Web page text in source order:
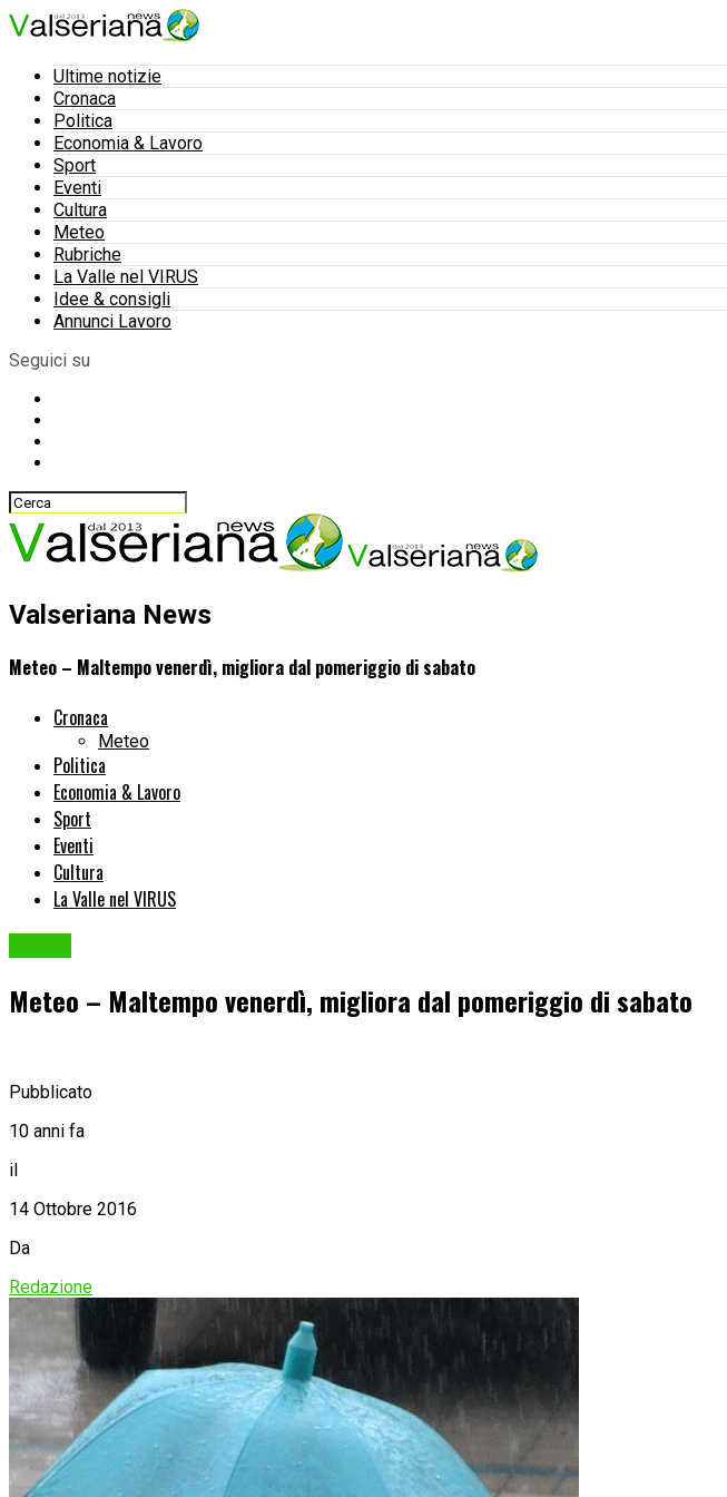
Ultime notizie
Cronaca
Politica
Economia & Lavoro
Sport
Eventi
Cultura
Meteo
Rubriche
La Valle nel VIRUS
Idee & consigli
Annunci Lavoro
Seguici su
Valseriana News
Meteo – Maltempo venerdì, migliora dal pomeriggio di sabato
Cronaca
Meteo
Politica
Economia & Lavoro
Sport
Eventi
Cultura
La Valle nel VIRUS
Meteo – Maltempo venerdì, migliora dal pomeriggio di sabato
Pubblicato
10 anni fa
il
14 Ottobre 2016
Da
Redazione